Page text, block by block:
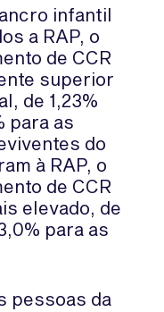
infantil
a RAP, o
de CCR
superior
de 1,23%
para as
do
à RAP, o
de CCR
elevado, de
para as
pessoas da